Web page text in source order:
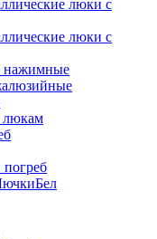
люки с
люки с
нажимные
люкам